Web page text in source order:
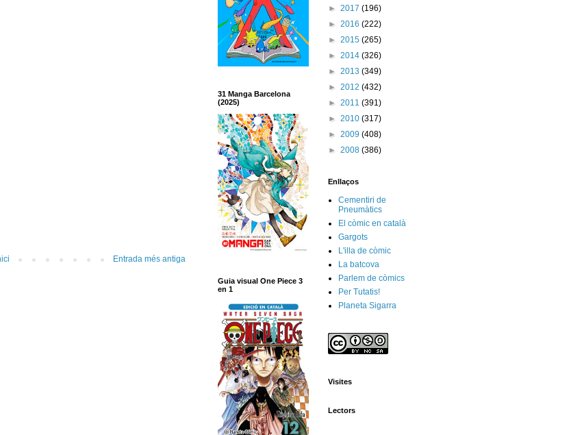
Entrada més antiga
31 Manga Barcelona
(2025)
Guia visual One Piece 3
en 1
► 2017 (196)
► 2016 (222)
► 2015 (265)
► 2014 (326)
► 2013 (349)
► 2012 (432)
► 2011 (391)
► 2010 (317)
► 2009 (408)
► 2008 (386)
Enllaços
Cementiri de
Pneumàtics
El còmic en català
Gargots
L'illa de còmic
La batcova
Parlem de còmics
Per Tutatis!
Planeta Sigarra
Visites
Lectors